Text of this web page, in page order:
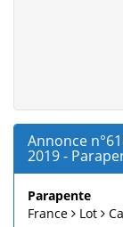
Annonce
2019 -
Parapente
France
Lot